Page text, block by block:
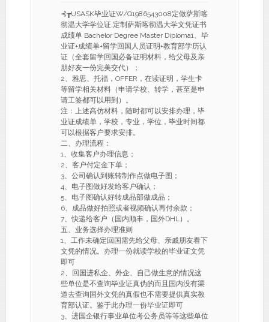
⊰┲USASK毕业证W/Q1986543008定做萨斯喀
彻温大学学位证,定制萨斯喀彻温大学文凭证书
成绩单 Bachelor Degree Master Diploma1、毕
业证+成绩单+留学回国人员证明+教育部学历认
证（全套留学回国必备证明材料，给父母及亲
朋好友一份完美交代）；
2、雅思、托福，OFFER，在读证明，学生卡
等留学相关材料（申请学校、转学，甚至是申
请工签都可以用到）。
注：上述高仿材料，随时都可以安排办理，毕
业证成绩单，学校，专业，学位，毕业时间都
可以根据客户要求安排。
二、办理流程：
1、收集客户办理信息；
2、客户付定金下单；
3、公司确认到账转制作点做电子图；
4、电子图做好发给客户确认；
5、电子图确认好转成品部做成品；
6、成品做好拍照或者视频确认再付余款；
7、快递给客户（国内顺丰，国外DHL）。
五、业务选择办理准则
1、工作未确定回国需先给父母、亲戚朋友看下
文凭的情况。办理一份就读学校的毕业证文凭
即可
2、回国进私企、外企、自己做生意的情况这
些单位是不查询毕业证真伪的而且国内没有渠
道去查询国外文凭的真假也不需要提供真实教
育部认证。鉴于此办理一份毕业证即可
3、进国企银行事业单位考公务员等等这些单位